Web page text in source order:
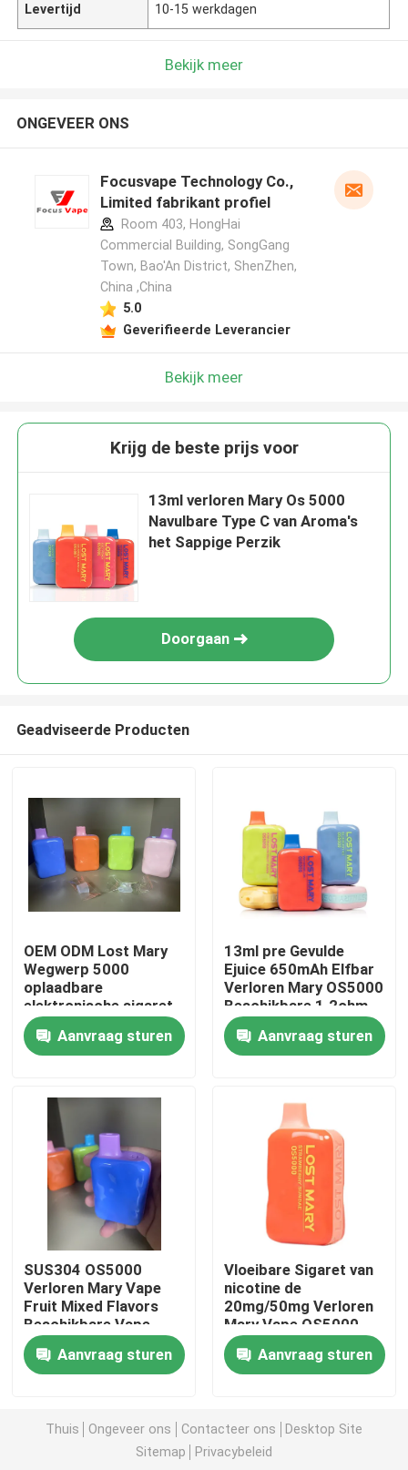
Huis
Producten
Video's
Ongeveer ons
Fabrieksreis
Kwaliteitscontrole
Contacteer ons
Nieuws
Het Beschikbare Vape Apparaat van CBD
Levertijd 10-15 werkdagen
Bekijk meer
ONGEVEER ONS
Focusvape Technology Co.,
Limited fabrikant profiel
Room 403, HongHai
Commercial Building, SongGang
Town, Bao'An District, ShenZhen,
China ,China
5.0
Geverifieerde Leverancier
Bekijk meer
Krijg de beste prijs voor
13ml verloren Mary Os 5000
Navulbare Type C van Aroma's
het Sappige Perzik
Doorgaan
Geadviseerde Producten
OEM ODM Lost Mary
Wegwerp 5000
oplaadbare
elektronische sigaret
13ml
Aanvraag sturen
13ml pre Gevulde
Ejuice 650mAh Elfbar
Verloren Mary OS5000
Beschikbare 1.2ohm
Aanvraag sturen
SUS304 OS5000
Verloren Mary Vape
Fruit Mixed Flavors
Beschikbare Vape
Aanvraag sturen
Vloeibare Sigaret van
nicotine de
20mg/50mg Verloren
Mary Vape OS5000
650mAh 13ml E
Aanvraag sturen
Thuis Ongeveer ons Contacteer ons
Desktop Site
Sitemap
Privacybeleid